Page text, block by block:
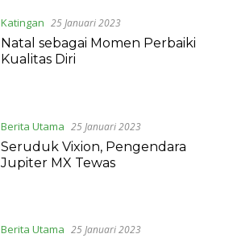
Katingan 25 Januari 2023
Natal sebagai Momen Perbaiki
Kualitas Diri
Berita Utama 25 Januari 2023
Seruduk Vixion, Pengendara
Jupiter MX Tewas
Berita Utama 25 Januari 2023